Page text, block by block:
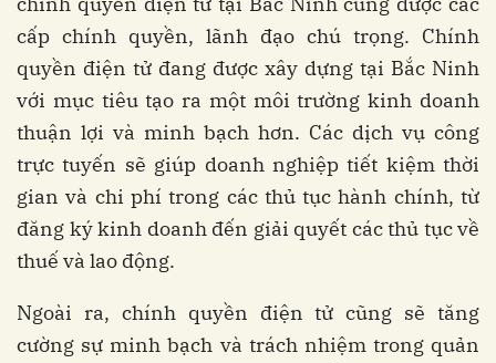
cấp chính quyền, lãnh đạo chú trọng. Chính
quyền điện tử đang được xây dựng tại Bắc Ninh
với mục tiêu tạo ra một môi trường kinh doanh
thuận lợi và minh bạch hơn. Các dịch vụ công
trực tuyến sẽ giúp doanh nghiệp tiết kiệm thời
gian và chi phí trong các thủ tục hành chính, từ
đăng ký kinh doanh đến giải quyết các thủ tục về
thuế và lao động.
Ngoài ra, chính quyền điện tử cũng sẽ tăng
cường sự minh bạch và trách nhiệm trong quản